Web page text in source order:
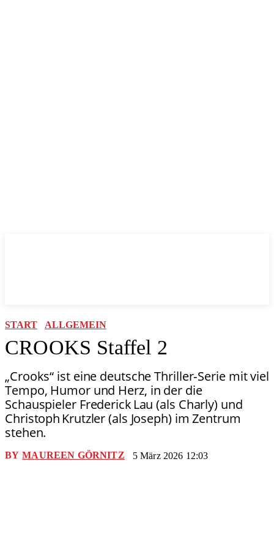
START ALLGEMEIN
CROOKS Staffel 2
„Crooks“ ist eine deutsche Thriller‑Serie mit viel
Tempo, Humor und Herz, in der die
Schauspieler Frederick Lau (als Charly) und
Christoph Krutzler (als Joseph) im Zentrum
stehen.
BY MAUREEN GÖRNITZ 5 März 2026 12:03